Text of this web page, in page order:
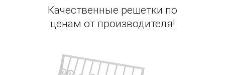
Качественные решетки по
ценам от производителя!